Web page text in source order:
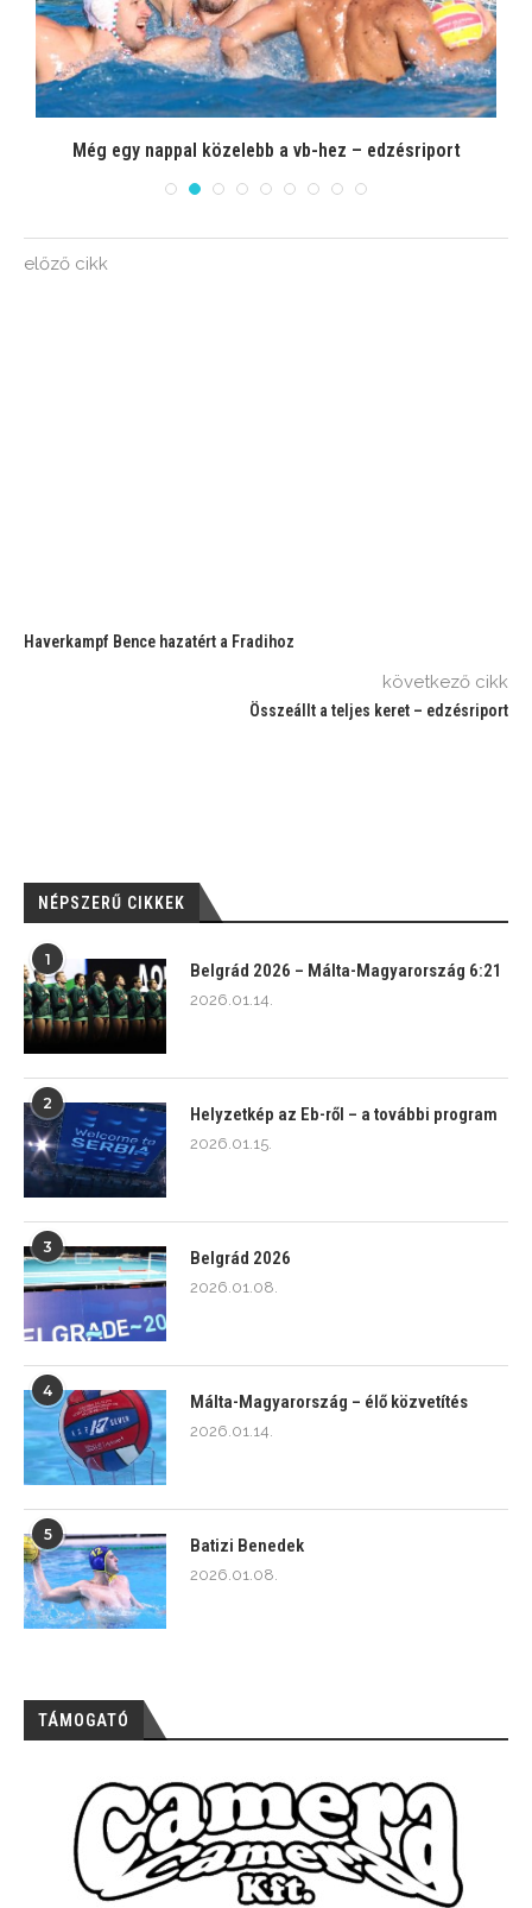
Esti edzésriport a Margitszigetről
előző cikk
Haverkampf Bence hazatért a Fradihoz
következő cikk
Összeállt a teljes keret – edzésriport
NÉPSZERŰ CIKKEK
1
Belgrád 2026 – Málta-Magyarország 6:21
2026.01.14.
2
Helyzetkép az Eb-ről – a további program
2026.01.15.
3
Belgrád 2026
2026.01.08.
4
Málta-Magyarország – élő közvetítés
2026.01.14.
5
Batizi Benedek
2026.01.08.
TÁMOGATÓ